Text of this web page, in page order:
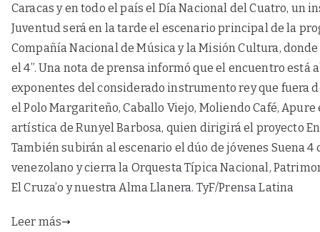
Caracas y en todo el país el Día Nacional del Cuatro, un
Juventud será en la tarde el escenario principal de la
Compañía Nacional de Música y la Misión Cultura,
el 4”. Una nota de prensa informó que el encuentro
exponentes del considerado instrumento rey que fuera
el Polo Margariteño, Caballo Viejo, Moliendo Café,
artística de Runyel Barbosa, quien dirigirá el proyecto
También subirán al escenario el dúo de jóvenes Suena
venezolano y cierra la Orquesta Típica Nacional,
El Cruza’o y nuestra Alma Llanera. TyF/Prensa Latina
Leer más